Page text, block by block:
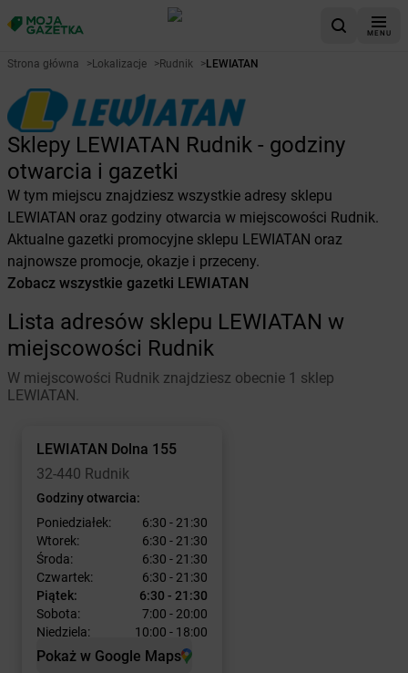
MENU
Strona główna >Lokalizacje >Rudnik >LEWIATAN
Sklepy LEWIATAN Rudnik - godziny
otwarcia i gazetki
W tym miejscu znajdziesz wszystkie adresy sklepu
LEWIATAN oraz godziny otwarcia w miejscowości Rudnik.
Aktualne gazetki promocyjne sklepu LEWIATAN oraz
najnowsze promocje, okazje i przeceny.
Zobacz wszystkie gazetki LEWIATAN
Lista adresów sklepu LEWIATAN w
miejscowości Rudnik
W miejscowości Rudnik znajdziesz obecnie 1 sklep
LEWIATAN.
LEWIATAN Dolna 155
32-440 Rudnik
Godziny otwarcia:
Poniedziałek:
6:30 - 21:30
Wtorek:
6:30 - 21:30
Środa:
6:30 - 21:30
Czwartek:
6:30 - 21:30
Piątek:
6:30 - 21:30
Sobota:
7:00 - 20:00
Niedziela:
10:00 - 18:00
Pokaż w Google Maps